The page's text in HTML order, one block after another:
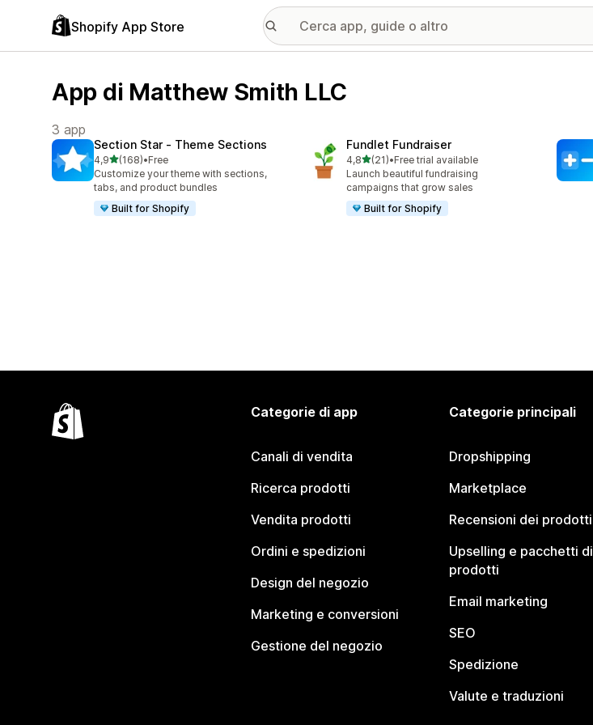
Shopify App Store
App di Matthew Smith LLC
3 app
Section Star ‑ Theme Sections
4,9stelle su 5
(168)
168 recensioni totali
•Free
Customize your theme with sections,
tabs, and product bundles
Built for Shopify
Fundlet Fundraiser
4,8stelle su 5
(21)
21 recensioni totali
•Free trial available
Launch beautiful fundraising
campaigns that grow sales
Built for Shopify
Categorie di app
Canali di vendita
Ricerca prodotti
Vendita prodotti
Ordini e spedizioni
Design del negozio
Marketing e conversioni
Gestione del negozio
Categorie principali
Dropshipping
Marketplace
Recensioni dei prodotti
Upselling e pacchetti di
prodotti
Email marketing
SEO
Spedizione
Valute e traduzioni